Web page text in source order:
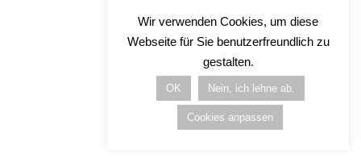
Wir verwenden Cookies, um diese
Webseite für Sie benutzerfreundlich zu
gestalten.
OK Nein, ich lehne ab.
Cookies anpassen